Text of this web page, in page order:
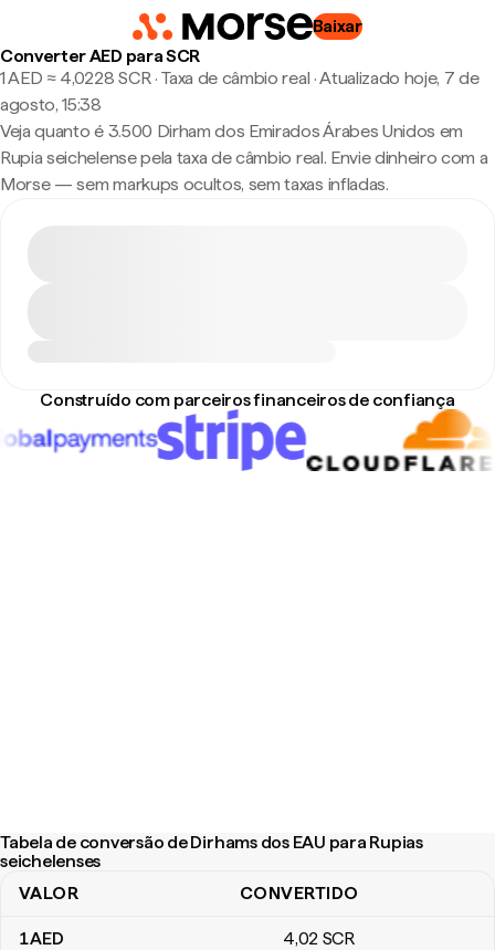
Baixar
Converter AED para SCR
1 AED ≈ 4,0228 SCR · Taxa de câmbio real ·Atualizado hoje, 7 de
agosto, 15:38
Veja quanto é 3.500 Dirham dos Emirados Árabes Unidos em
Rupia seichelense pela taxa de câmbio real. Envie dinheiro com a
Morse — sem markups ocultos, sem taxas infladas.
Construído com parceiros financeiros de confiança
Tabela de conversão de Dirhams dos EAU para Rupias
seichelenses
Tabela de conversão de Dirhams dos EAU para Rupias
VALOR CONVERTIDO
1AED 4,02 SCR